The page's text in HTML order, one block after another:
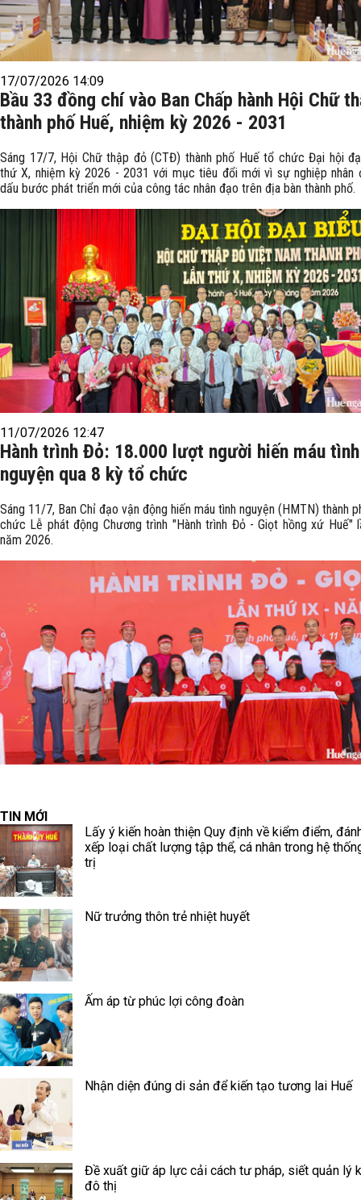
17/07/2026 14:09
Bầu 33 đồng chí vào Ban Chấp hành Hội Chữ
thành phố Huế, nhiệm kỳ 2026 - 2031
Sáng 17/7, Hội Chữ thập đỏ (CTĐ) thành phố Huế tổ chức Đại hội
thứ X, nhiệm kỳ 2026 - 2031 với mục tiêu đổi mới vì sự nghiệp nhân
dấu bước phát triển mới của công tác nhân đạo trên địa bàn thành phố.
11/07/2026 12:47
Hành trình Đỏ: 18.000 lượt người hiến máu tình
nguyện qua 8 kỳ tổ chức
Sáng 11/7, Ban Chỉ đạo vận động hiến máu tình nguyện (HMTN) thành
chức Lễ phát động Chương trình "Hành trình Đỏ - Giọt hồng xứ Huế"
năm 2026.
TIN MỚI
Lấy ý kiến hoàn thiện Quy định về kiểm điểm,
xếp loại chất lượng tập thể, cá nhân trong hệ
trị
Nữ trưởng thôn trẻ nhiệt huyết
Ấm áp từ phúc lợi công đoàn
Nhận diện đúng di sản để kiến tạo tương lai Huế
Đề xuất giữ áp lực cải cách tư pháp, siết quản lý
đô thị